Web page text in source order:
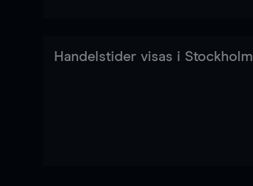
Handelstider visas i